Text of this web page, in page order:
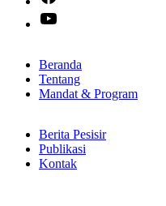
Beranda
Tentang
Mandat & Program
Berita Pesisir
Publikasi
Kontak